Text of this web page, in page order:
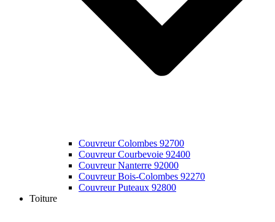
Couvreur Colombes 92700
Couvreur Courbevoie 92400
Couvreur Nanterre 92000
Couvreur Bois-Colombes 92270
Couvreur Puteaux 92800
Toiture